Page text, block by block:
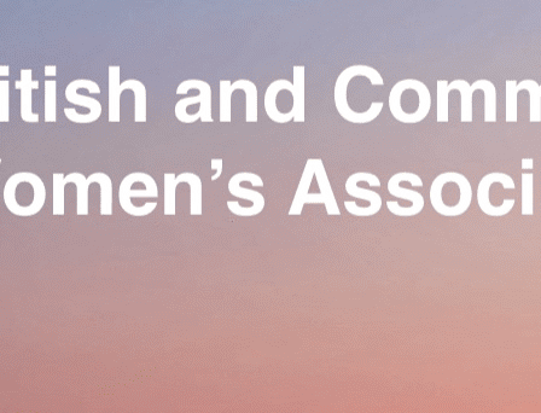
Exporter uniquement les colonnes affichées
Ajoutez un logo, un bouton, des réseaux sociaux
Our Association
Activities